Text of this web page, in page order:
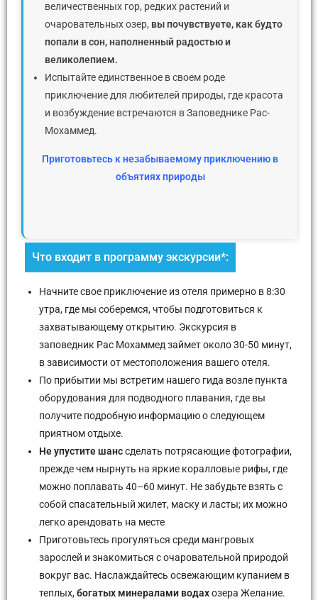
величественных гор, редких растений и
очаровательных озер, вы почувствуете, как будто
попали в сон, наполненный радостью и
великолепием.
Испытайте единственное в своем роде
приключение для любителей природы, где красота
и возбуждение встречаются в Заповеднике Рас-
Мохаммед.
Приготовьтесь к незабываемому приключению в
объятиях природы
Что входит в программу экскурсии*:
Начните свое приключение из отеля примерно в 8:30
утра, где мы соберемся, чтобы подготовиться к
захватывающему открытию. Экскурсия в
заповедник Рас Мохаммед займет около 30-50 минут,
в зависимости от местоположения вашего отеля.
По прибытии мы встретим нашего гида возле пункта
оборудования для подводного плавания, где вы
получите подробную информацию о следующем
приятном отдыхе.
Не упустите шанссделать потрясающие фотографии,
прежде чем нырнуть на яркие коралловые рифы, где
можно поплавать 40–60 минут. Не забудьте взять с
собой спасательный жилет, маску и ласты; их можно
легко арендовать на месте
Приготовьтесь прогуляться среди мангровых
зарослей и знакомиться с очаровательной природой
вокруг вас. Наслаждайтесь освежающим купанием в
теплых,богатых минералами водахозера Желание.